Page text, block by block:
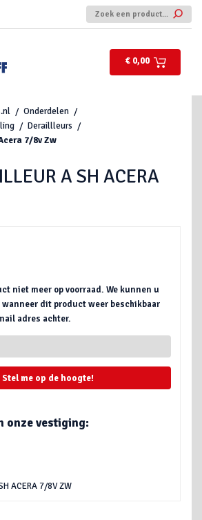
€ 0,00
Onderdelen
Deraillleurs
7/8v Zw
A SH ACERA
niet meer op voorraad. We kunnen u
dit product weer beschikbaar
adres achter.
Stel me op de hoogte!
onze vestiging:
ACERA 7/8V ZW